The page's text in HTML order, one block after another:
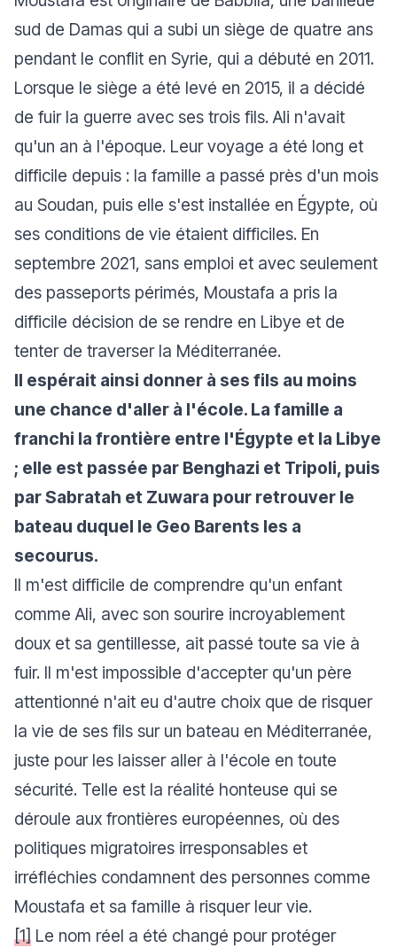
sud de Damas qui a subi un siège de quatre ans
pendant le conflit en Syrie, qui a débuté en 2011.
Lorsque le siège a été levé en 2015, il a décidé
de fuir la guerre avec ses trois fils. Ali n'avait
qu'un an à l'époque. Leur voyage a été long et
difficile depuis : la famille a passé près d'un mois
au Soudan, puis elle s'est installée en Égypte, où
ses conditions de vie étaient difficiles. En
septembre 2021, sans emploi et avec seulement
des passeports périmés, Moustafa a pris la
difficile décision de se rendre en Libye et de
tenter de traverser la Méditerranée.
Il espérait ainsi donner à ses fils au moins
une chance d'aller à l'école. La famille a
franchi la frontière entre l'Égypte et la Libye
; elle est passée par Benghazi et Tripoli, puis
par Sabratah et Zuwara pour retrouver le
bateau duquel le Geo Barents les a
secourus.
Il m'est difficile de comprendre qu'un enfant
comme Ali, avec son sourire incroyablement
doux et sa gentillesse, ait passé toute sa vie à
fuir. Il m'est impossible d'accepter qu'un père
attentionné n'ait eu d'autre choix que de risquer
la vie de ses fils sur un bateau en Méditerranée,
juste pour les laisser aller à l'école en toute
sécurité. Telle est la réalité honteuse qui se
déroule aux frontières européennes, où des
politiques migratoires irresponsables et
irréfléchies condamnent des personnes comme
Moustafa et sa famille à risquer leur vie.
[1] Le nom réel a été changé pour protéger